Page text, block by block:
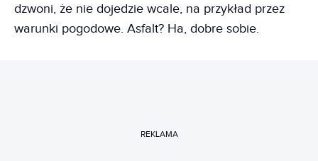
dzwoni, że nie dojedzie wcale, na przykład przez
warunki pogodowe. Asfalt? Ha, dobre sobie.
REKLAMA